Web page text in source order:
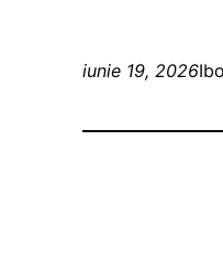
iunie 19, 2026